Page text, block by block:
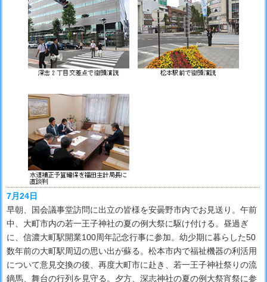
7月24日
早朝、国会議事堂訪問に出立の皆様を安曇野市内でお見送り。午前
中、大町市内の若一王子神社の夏の例大祭に駆け付ける。昼過ぎ
に、信濃大町駅開業100周年記念行事に参加。幼少期に暮らした50
数年前の大町駅周辺の思い出が蘇る。松本市内で福祉機器の利活用
について意見交換の後、再度大町市に赴き、若一王子神社祭りの流
鏑馬、舞台の行列を見守る。夕方、深志神社の夏の例大祭宵祭に参